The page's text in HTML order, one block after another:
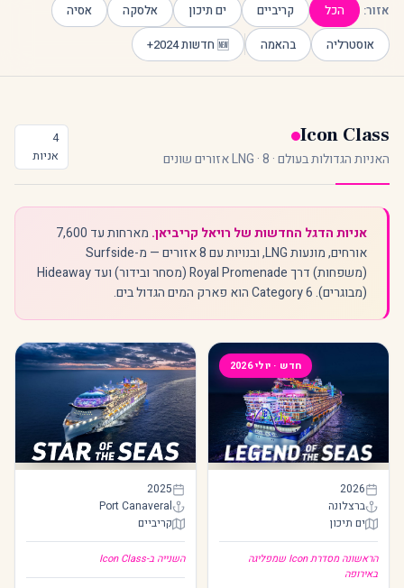
אזור: הכל קריביים ים תיכון אלסקה
אסיה
אוסטרליה
בהאמה 🆕 חדשות 2024+
Icon Class
האניות הגדולות בעולם · LNG · 8 אזורים שונים
4
אניות
אניות הדגל החדשות של רויאל קריביאן.
מארחות עד 7,600
אורחים, מונעות LNG, ובנויות עם 8 אזורים — מ-Surfside
(משפחות) דרך Royal Promenade (מסחר ובידור) ועד Hideaway
(מבוגרים). Category 6 הוא פארק המים הגדול בים.
חדש · יולי 2026
Legend of the Seas
2026
ברצלונה
ים תיכון
הראשונה מסדרת Icon שמפליגה
באירופה
Star of the Seas
2025
Port Canaveral
קריביים
השנייה ב-Icon Class